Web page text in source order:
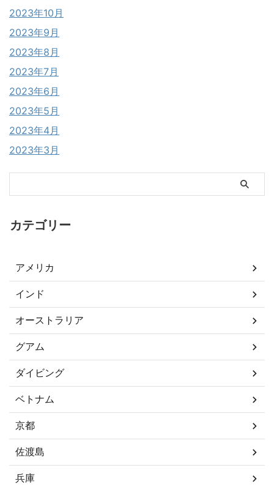
2023年10月
2023年9月
2023年8月
2023年7月
2023年6月
2023年5月
2023年4月
2023年3月
カテゴリー
アメリカ
インド
オーストラリア
グアム
ダイビング
ベトナム
京都
佐渡島
兵庫